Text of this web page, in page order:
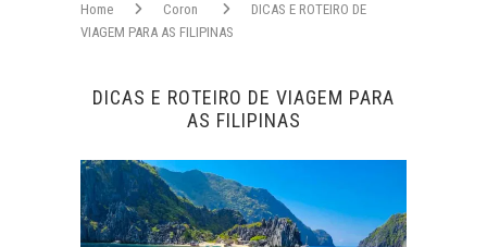
Home Coron
DICAS E ROTEIRO DE
VIAGEM PARA AS FILIPINAS
DICAS E ROTEIRO DE VIAGEM PARA
AS FILIPINAS